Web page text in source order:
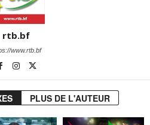
rtb.bf
www.rtb.bf
PLUS DE L'AUTEUR